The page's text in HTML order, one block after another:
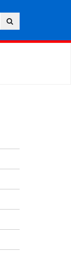
Ita